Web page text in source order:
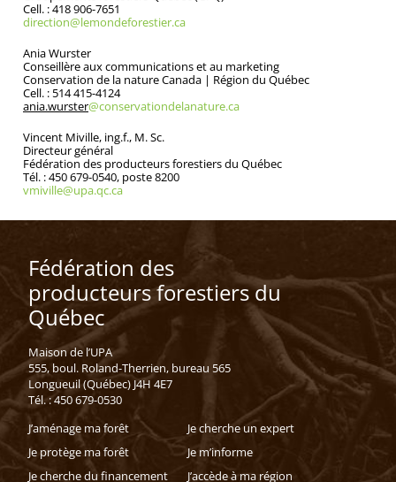
Cell. : 418 906-7651
direction@lemondeforestier.ca
Ania Wurster
Conseillère aux communications et au marketing
Conservation de la nature Canada | Région du Québec
Cell. : 514 415-4124
ania.wurster@conservationdelanature.ca
Vincent Miville, ing.f., M. Sc.
Directeur général
Fédération des producteurs forestiers du Québec
Tél. : 450 679-0540, poste 8200
vmiville@upa.qc.ca
Fédération des
producteurs forestiers du
Québec
Maison de l’UPA
555, boul. Roland-Therrien, bureau 565
Longueuil (Québec) J4H 4E7
Tél. : 450 679-0530
J’aménage ma forêt
Je protège ma forêt
Je cherche du financement
Je cherche un expert
Je m’informe
J’accède à ma région